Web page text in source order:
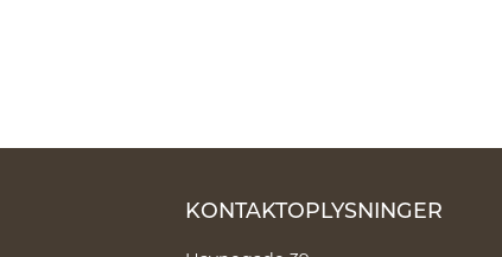
KONTAKTOPLYSNINGER